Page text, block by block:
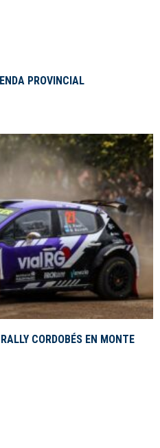
PROVINCIAL
CORDOBÉS EN MONTE